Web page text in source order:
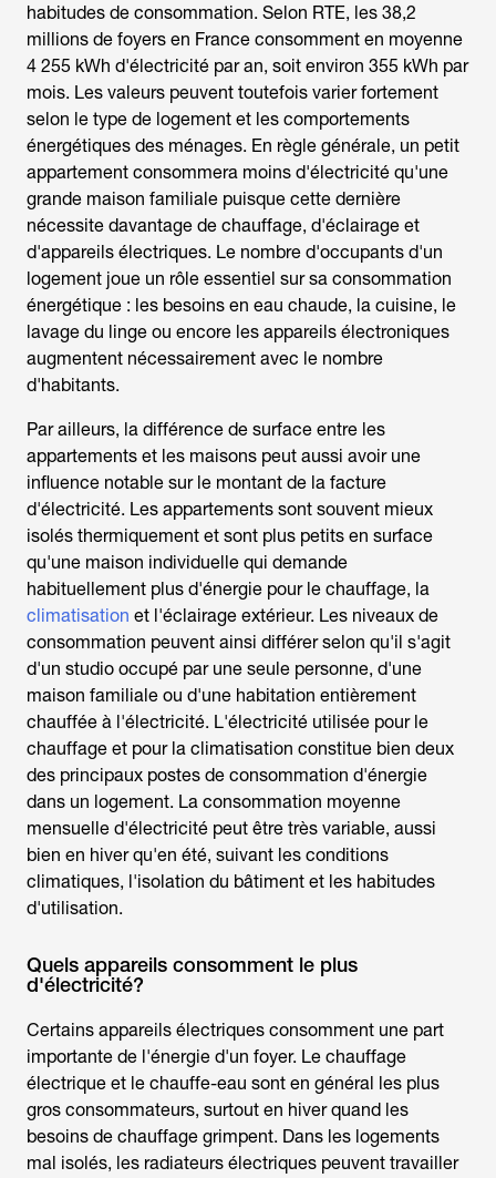
habitudes de consommation. Selon RTE, les 38,2
millions de foyers en France consomment en moyenne
4 255 kWh d'électricité par an, soit environ 355 kWh par
mois. Les valeurs peuvent toutefois varier fortement
selon le type de logement et les comportements
énergétiques des ménages. En règle générale, un petit
appartement consommera moins d'électricité qu'une
grande maison familiale puisque cette dernière
nécessite davantage de chauffage, d'éclairage et
d'appareils électriques. Le nombre d'occupants d'un
logement joue un rôle essentiel sur sa consommation
énergétique : les besoins en eau chaude, la cuisine, le
lavage du linge ou encore les appareils électroniques
augmentent nécessairement avec le nombre
d'habitants.
Par ailleurs, la différence de surface entre les
appartements et les maisons peut aussi avoir une
influence notable sur le montant de la facture
d'électricité. Les appartements sont souvent mieux
isolés thermiquement et sont plus petits en surface
qu'une maison individuelle qui demande
habituellement plus d'énergie pour le chauffage, la
climatisation et l'éclairage extérieur. Les niveaux de
consommation peuvent ainsi différer selon qu'il s'agit
d'un studio occupé par une seule personne, d'une
maison familiale ou d'une habitation entièrement
chauffée à l'électricité. L'électricité utilisée pour le
chauffage et pour la climatisation constitue bien deux
des principaux postes de consommation d'énergie
dans un logement. La consommation moyenne
mensuelle d'électricité peut être très variable, aussi
bien en hiver qu'en été, suivant les conditions
climatiques, l'isolation du bâtiment et les habitudes
d'utilisation.
Quels appareils consomment le plus
d'électricité?
Certains appareils électriques consomment une part
importante de l'énergie d'un foyer. Le chauffage
électrique et le chauffe-eau sont en général les plus
gros consommateurs, surtout en hiver quand les
besoins de chauffage grimpent. Dans les logements
mal isolés, les radiateurs électriques peuvent travailler